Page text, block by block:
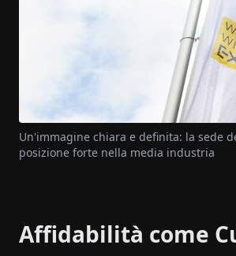
Un'immagine chiara e definita: la sede
posizione forte nella media industria
Affidabilità come